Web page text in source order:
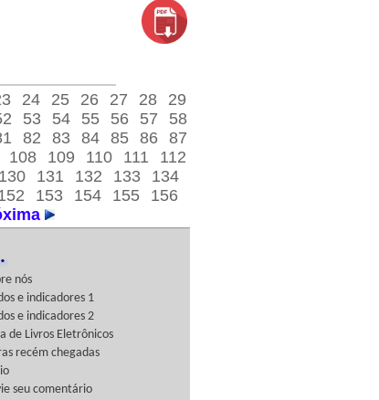
24 25 26 27 28
29
53 54 55 56 57
58
82 83 84 85 86 87
108 109 110 111
112
130 131 132 133
134
153 154 155
156
nós
e indicadores 1
e indicadores 2
de Livros Eletrônicos
recém chegadas
seu comentário